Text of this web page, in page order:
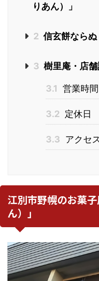
りあん）」
2 信玄餅ならぬ
3 樹里庵・店
3.1 営業時間
3.2 定休日
3.3 アクセ
江別市野幌のお菓
ん）」